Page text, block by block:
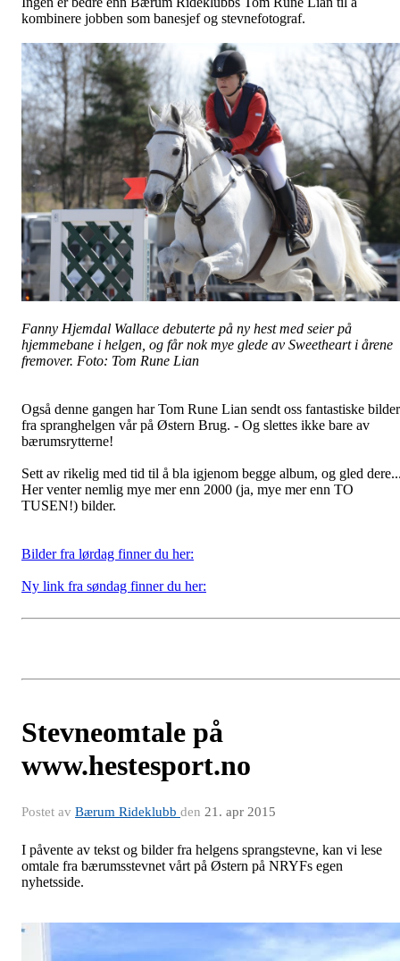
kombinere jobben som banesjef og stevnefotograf.
Fanny Hjemdal Wallace debuterte på ny hest med seier på
hjemmebane i helgen, og får nok mye glede av Sweetheart i årene
fremover. Foto: Tom Rune Lian
Også denne gangen har Tom Rune Lian sendt oss fantastiske bilder
fra spranghelgen vår på Østern Brug. - Og slettes ikke bare av
bærumsrytterne!
Sett av rikelig med tid til å bla igjenom begge album, og gled
Her venter nemlig mye mer enn 2000 (ja, mye mer enn TO
TUSEN!) bilder.
Bilder fra lørdag finner du her:
Ny link fra søndag finner du her:
Stevneomtale på
www.hestesport.no
Postet av Bærum Rideklubb den 21. apr 2015
I påvente av tekst og bilder fra helgens sprangstevne, kan vi lese
omtale fra bærumsstevnet vårt på Østern på NRYFs egen
nyhetsside.